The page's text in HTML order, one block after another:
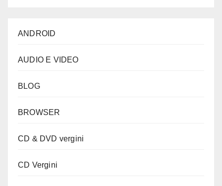
ANDROID
AUDIO E VIDEO
BLOG
BROWSER
CD & DVD vergini
CD Vergini